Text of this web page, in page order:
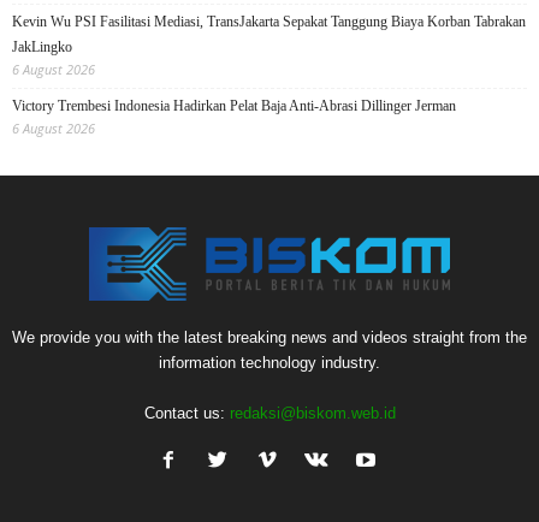
Kevin Wu PSI Fasilitasi Mediasi, TransJakarta Sepakat Tanggung Biaya Korban Tabrakan
JakLingko
6 August 2026
Victory Trembesi Indonesia Hadirkan Pelat Baja Anti-Abrasi Dillinger Jerman
6 August 2026
We provide you with the latest breaking news and videos straight from the
information technology industry.
Contact us: redaksi@biskom.web.id